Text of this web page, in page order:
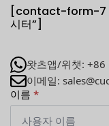
[contact-form-7
시터”]
왓츠앱/위챗:
이메일:
이름 *